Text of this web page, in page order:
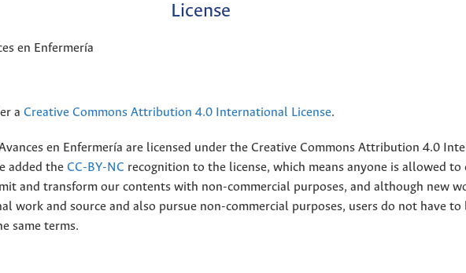
License
en Enfermería
a Creative Commons Attribution 4.0 International License.
en Enfermería are licensed under the Creative Commons Attribution 4.0
added the CC-BY-NC recognition to the license, which means anyone is allowed to
and transform our contents with non-commercial purposes, and although new
work and source and also pursue non-commercial purposes, users do not have to
same terms.